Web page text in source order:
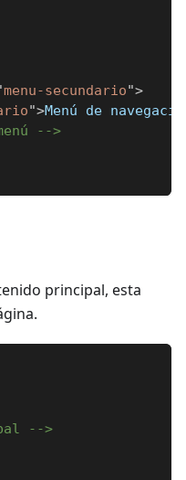
menu-secundario">
">Menú de
-->
principal, esta
-->